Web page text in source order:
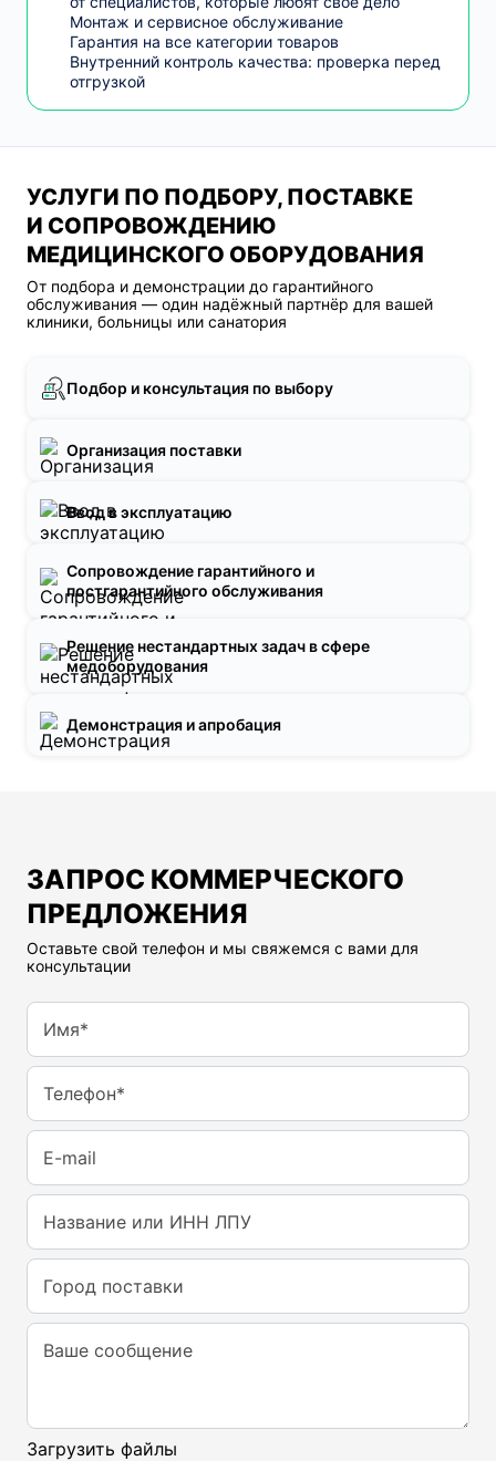
Монтаж и сервисное обслуживание
Гарантия на все категории товаров
Внутренний контроль качества: проверка перед
отгрузкой
УСЛУГИ ПО ПОДБОРУ, ПОСТАВКЕ
И СОПРОВОЖДЕНИЮ
МЕДИЦИНСКОГО ОБОРУДОВАНИЯ
От подбора и демонстрации до гарантийного
обслуживания — один надёжный партнёр для вашей
клиники, больницы или санатория
Подбор и консультация по выбору
Организация поставки
Ввод в эксплуатацию
Сопровождение гарантийного и
постгарантийного обслуживания
Решение нестандартных задач в сфере
медоборудования
Демонстрация и апробация
ЗАПРОС КОММЕРЧЕСКОГО
ПРЕДЛОЖЕНИЯ
Оставьте свой телефон и мы свяжемся с вами для
консультации
Имя*
Телефон*
E-mail
Название или ИНН ЛПУ
Город поставки
Ваше сообщение
Загрузить файлы